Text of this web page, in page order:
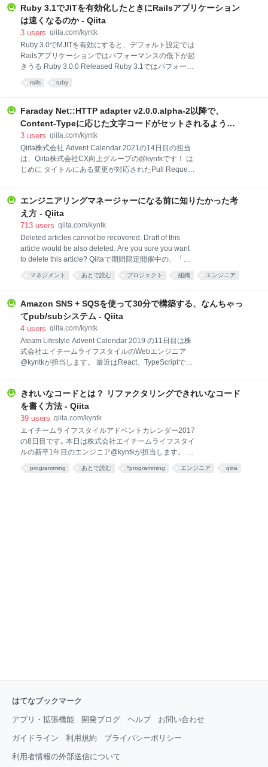
https://github.com/bes
けだったと思います。 まさか、それがあんな事故につ
ながるなんて想像していませんでした... サービスの概
要 サービスの概要としては簡略化すると以下の感じで
DynamoDBに保存され、そのストリームを受けて
Lambdaをキックし、後続処理を実行します。その後
はユーザーやクライアント、コールセンターへの処理
が行われていました。 今回変更を加えたLambdaはイ
Ruby 3.1でJITを有効化したときにRailsアプリケーション
は速くなるのか - Qiita
3 users qiita.com/kyntk
Ruby 3.0でMJITを有効にすると、デフォルト設定では
Railsアプリケーションではパフォーマンスの低下が起
きうる Ruby 3.0.0 Released Ruby 3.1ではパフォーマ
パイル中のパフォーマンス低下などの問題も残ってい
was slow by Takashi Kokubun - RubyKaigi Takeout
2021 Ruby 3.1で新たにYJITがexperimentalで導入さ
れるが、これはRailsであってもパフォーマンスが向上
いる Ruby 3.1.0 Released 内容について 基本的に
RubyKaigi Takeout 2021で話されていた内容を聞いて
もらうのがいいと思うのですが、私自
rails ruby
Faraday Net::HTTP adapter v2.0.0.alpha-2以降で、
Content-Typeに応じた文字コードがセットされるように
なった - Qiita
3 users qiita.com/kyntk
Qiita株式会社 Advent Calendar 2021の14日目の担当
は、Qiita株式会社CX向上グループの@kyntkです！ は
じめに タイトルにある変更が対応されたPull Request
text/html; charset=utf-8のようなレスポンスが返ってき
ても、response.bodyの文字コードはASCII-8BITにな
っています。 そのため、response.body.encodingでは
実際のbodyの文字コードがわからないので、特定の文
字コードに変換したいときには初めにbodyの文字コー
ドを判定しないと
性がありました。 Qiitaでは記事内にリンクカ
エンジニアリングマネージャーになる前に知りたかった考
え方 - Qiita
713 users qiita.com/kyntk
Deleted articles cannot be recovered. Draft of this
article would be also deleted. Are you sure you want
to delete this article? Qiitaで期間限定開催中の、「エ
ンジニアによるマネジメント」に関する記事を投稿す
るイベントへの参加記事です。 マネジメントを始めて
う役職をいただき、エンジニアリングマネージャー
（以下、EM）としての業務を開始しました。EMにな
ると1on1やメンバーの目標設定、チームづくり、チー
加などの新しい業務をしながら、それまでのプレイヤ
ーとしての業務も行い、目の前の業務をこなすのにい
っぱいいっぱいでした。 そんな中で常に「自分がマネ
マネジメント あとで読む プロジェクト 組織 エンジニア
Amazon SNS + SQSを使って30分で構築する、なんちゃっ
てpub/subシステム - Qiita
4 users qiita.com/kyntk
Ateam Lifestyle Advent Calendar 2019 の11日目は株
式会社エイチームライフスタイルのWebエンジニア
@kyntkが担当します。 最近はReact、TypeScriptでの
Amazon SNS、Amazon SQSを使用して、イベント駆
動のpub/subメッセージングを実現したいと思いま
す。今まで使ったことはなかったのですが、イベント
駆動のマイクロサービスアーキテクチャをこの機会に
手軽に実装してみたいなと思い触ってみました。初め
て触るサービスはまず料金が気になるところですが、
しながらやってみてください。 初めて使ってみたの
きれいなコードとは？ リファクタリングできれいなコード
を書く方法 - Qiita
39 users qiita.com/kyntk
エイチームライフスタイルアドベントカレンダー2017
の8日目です｡ 本日は株式会社エイチームライフスタイ
ルの新卒1年目のエンジニア@kyntkが担当します。 は
じめに 私もエンジニアとして 「コードがきれい」って
言われたい！ と思い､普段学んだことをまとめる一環
programming あとで読む *programming エンジニア qiita
はてなブックマーク
アプリ・拡張機能 開発ブログ ヘルプ お問い合わせ
ガイドライン 利用規約 プライバシーポリシー
利用者情報の外部送信について